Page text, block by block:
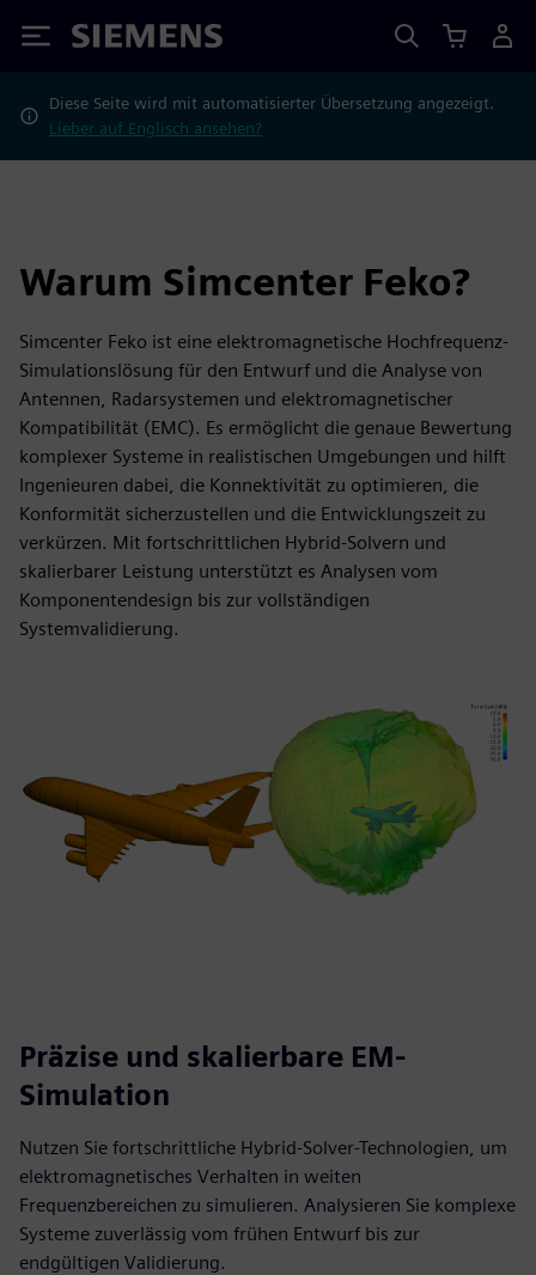
Siemens
Diese Seite wird mit automatisierter Übersetzung angezeigt.
Lieber auf Englisch ansehen?
Warum Simcenter Feko?
Simcenter Feko ist eine elektromagnetische Hochfrequenz-
Simulationslösung für den Entwurf und die Analyse von
Antennen, Radarsystemen und elektromagnetischer
Kompatibilität (EMC). Es ermöglicht die genaue Bewertung
komplexer Systeme in realistischen Umgebungen und hilft
Ingenieuren dabei, die Konnektivität zu optimieren, die
Konformität sicherzustellen und die Entwicklungszeit zu
verkürzen. Mit fortschrittlichen Hybrid-Solvern und
skalierbarer Leistung unterstützt es Analysen vom
Komponentendesign bis zur vollständigen
Systemvalidierung.
Präzise und skalierbare EM-
Simulation
Nutzen Sie fortschrittliche Hybrid-Solver-Technologien, um
elektromagnetisches Verhalten in weiten
Frequenzbereichen zu simulieren. Analysieren Sie komplexe
Systeme zuverlässig vom frühen Entwurf bis zur
endgültigen Validierung.